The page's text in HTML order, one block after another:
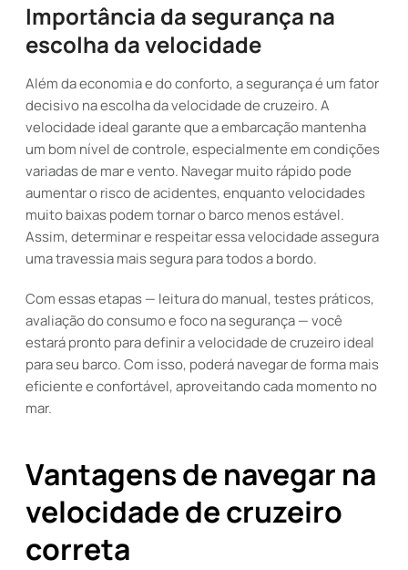
Importância da segurança na
escolha da velocidade
Além da economia e do conforto, a segurança é um fator
decisivo na escolha da velocidade de cruzeiro. A
velocidade ideal garante que a embarcação mantenha
um bom nível de controle, especialmente em condições
variadas de mar e vento. Navegar muito rápido pode
aumentar o risco de acidentes, enquanto velocidades
muito baixas podem tornar o barco menos estável.
Assim, determinar e respeitar essa velocidade assegura
uma travessia mais segura para todos a bordo.
Com essas etapas — leitura do manual, testes práticos,
avaliação do consumo e foco na segurança — você
estará pronto para definir a velocidade de cruzeiro ideal
para seu barco. Com isso, poderá navegar de forma mais
eficiente e confortável, aproveitando cada momento no
mar.
Vantagens de navegar na
velocidade de cruzeiro
correta